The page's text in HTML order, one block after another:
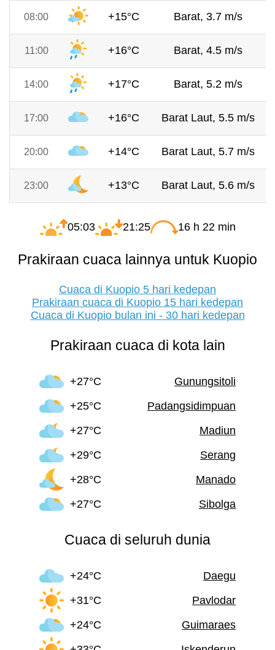
08:00 +15°C Barat, 3.7 m/s
11:00 +16°C Barat, 4.5 m/s
14:00 +17°C Barat, 5.2 m/s
17:00 +16°C Barat Laut, 5.5 m/s
20:00 +14°C Barat Laut, 5.7 m/s
23:00 +13°C Barat Laut, 5.6 m/s
05:03 21:25 16 h 22 min
Prakiraan cuaca lainnya untuk Kuopio
Cuaca di Kuopio 5 hari kedepan
Prakiraan cuaca di Kuopio 15 hari kedepan
Cuaca di Kuopio bulan ini - 30 hari kedepan
Prakiraan cuaca di kota lain
+27°C
Gunungsitoli
+25°C
Padangsidimpuan
+27°C
Madiun
+29°C
Serang
+28°C
Manado
+27°C
Sibolga
Cuaca di seluruh dunia
+24°C
Daegu
+31°C
Pavlodar
+24°C
Guimaraes